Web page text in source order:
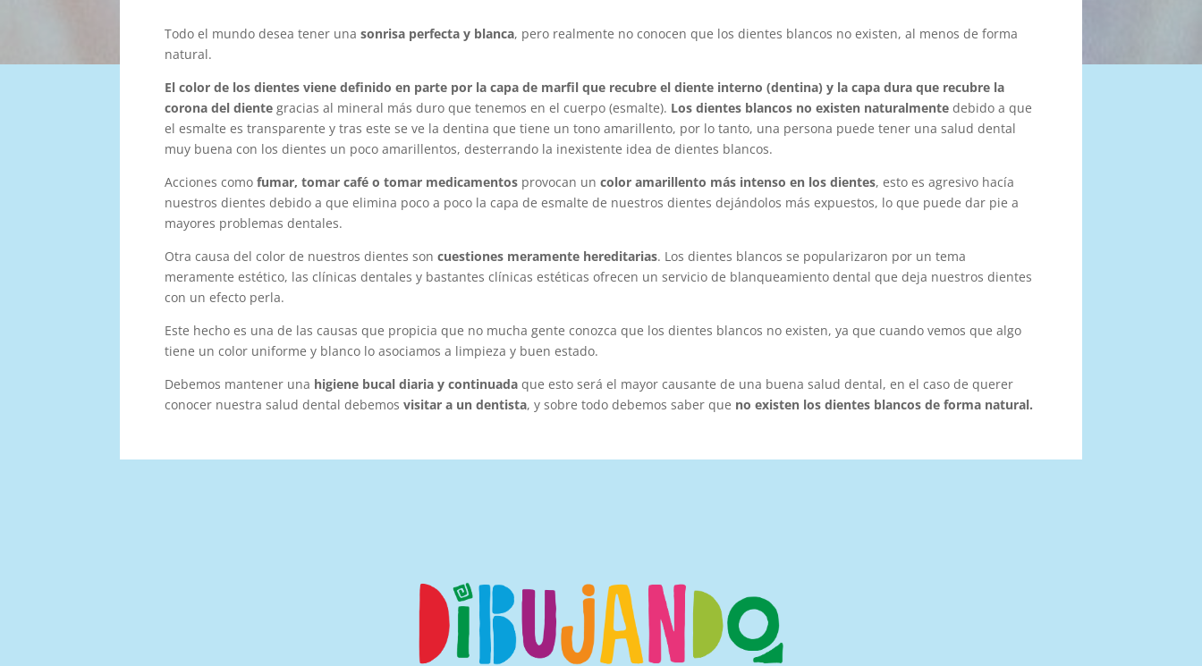
Todo el mundo desea tener unasonrisa perfecta y blanca, pero realmente no conocen que los dientes blancos no existen, al menos de forma
natural.
El color de los dientes viene definido en parte por la capa de marfil que recubre el diente interno (dentina) y la capa dura que recubre la
corona del diente gracias al mineral más duro que tenemos en el cuerpo (esmalte). Los dientes blancos no existen naturalmente debido a que
el esmalte es transparente y tras este se ve la dentina que tiene un tono amarillento, por lo tanto, una persona puede tener una salud dental
muy buena con los dientes un poco amarillentos, desterrando la inexistente idea de dientes blancos.
Acciones comofumar, tomar café o tomar medicamentos provocan uncolor amarillento más intenso en los dientes, esto es agresivo hacía
nuestros dientes debido a que elimina poco a poco la capa de esmalte de nuestros dientes dejándolos más expuestos, lo que puede dar pie a
mayores problemas dentales.
Otra causa del color de nuestros dientes soncuestiones meramente hereditarias. Los dientes blancos se popularizaron por un tema
meramente estético, las clínicas dentales y bastantes clínicas estéticas ofrecen un servicio de blanqueamiento dental que deja nuestros dientes
con un efecto perla.
Este hecho es una de las causas que propicia que no mucha gente conozca que los dientes blancos no existen, ya que cuando vemos que algo
tiene un color uniforme y blanco lo asociamos a limpieza y buen estado.
Debemos mantener una higiene bucal diaria y continuada que esto será el mayor causante de una buena salud dental, en el caso de querer
conocer nuestra salud dental debemosvisitar a un dentista, y sobre todo debemos saber que no existen los dientes blancos de forma natural.